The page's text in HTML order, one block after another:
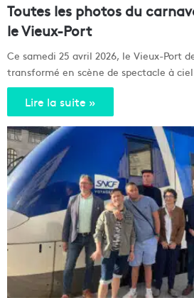
Toutes les photos du
le Vieux-Port
Ce samedi 25 avril 2026, le Vieux-Port
transformé en scène de spectacle à
Lire la suite »